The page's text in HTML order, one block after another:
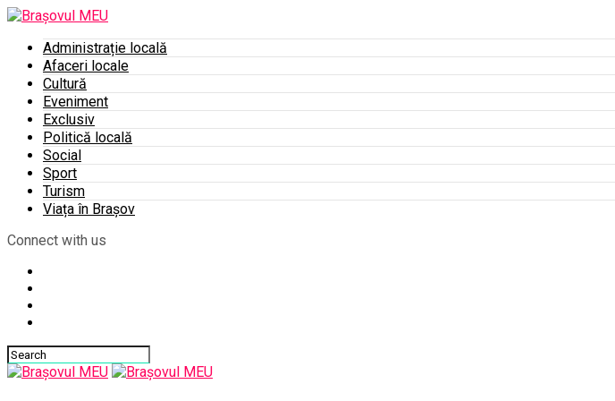
Administrație locală
Afaceri locale
Cultură
Eveniment
Exclusiv
Politică locală
Social
Sport
Turism
Viața în Brașov
Connect with us